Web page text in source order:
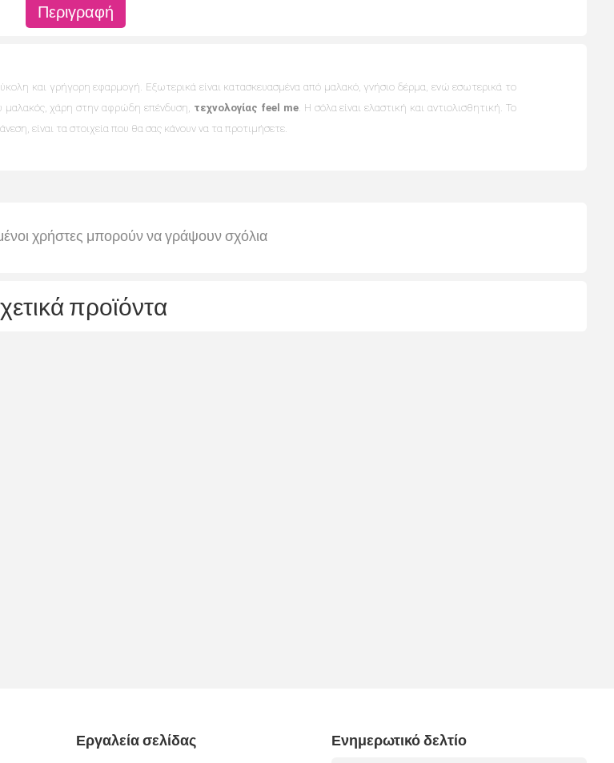
Περιγραφή
και γρήγορη εφαρμογή. Εξωτερικά είναι κατασκευασμένα από μαλακό, γνήσιο δέρμα, ενώ εσωτερικά το
μαλακός, χάρη στην αφρώδη επένδυση,
τεχνολογίας feel me. Η σόλα είναι ελαστική και αντιολισθητική. Το
είναι τα στοιχεία που θα σας κάνουν να τα προτιμήσετε.
χρήστες μπορούν να γράψουν σχόλια
προϊόντα
Εργαλεία σελίδας
Ενημερωτικό δελτίο